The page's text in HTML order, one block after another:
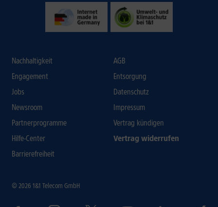
Nachhaltigkeit
Engagement
Jobs
Newsroom
Partnerprogramme
Hilfe-Center
Barrierefreiheit
AGB
Entsorgung
Datenschutz
Impressum
Vertrag kündigen
Vertrag widerrufen
© 2026 1&1 Telecom GmbH